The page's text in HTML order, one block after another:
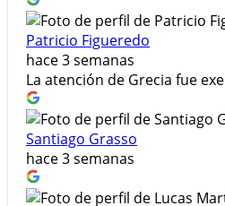
Patricio Figueredo
hace 3 semanas
La atención de Grecia fue
Santiago Grasso
hace 3 semanas